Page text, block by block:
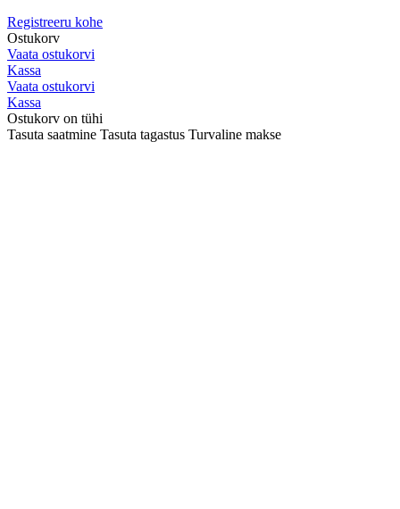
Registreeru kohe
Ostukorv
Vaata ostukorvi
Kassa
Vaata ostukorvi
Kassa
Ostukorv on tühi
Tasuta saatmine Tasuta tagastus Turvaline makse